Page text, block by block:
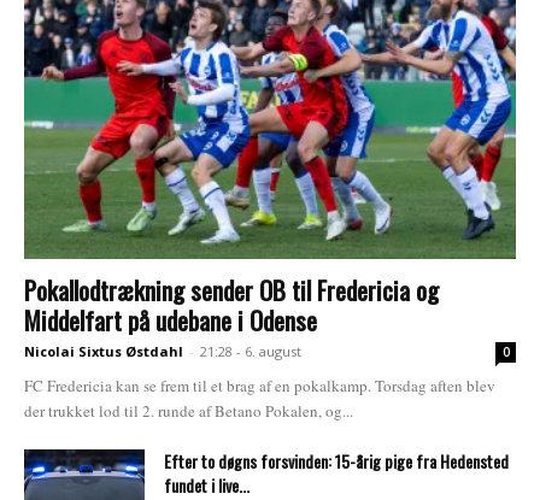
Pokallodtrækning sender OB til Fredericia og
Middelfart på udebane i Odense
Nicolai Sixtus Østdahl - 21:28 - 6. august 0
FC Fredericia kan se frem til et brag af en pokalkamp. Torsdag aften blev
der trukket lod til 2. runde af Betano Pokalen, og...
Efter to døgns forsvinden: 15-årig pige fra Hedensted
fundet i live...